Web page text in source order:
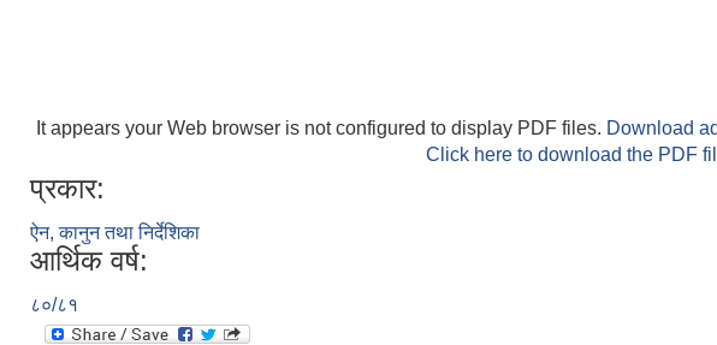
It appears your Web browser is not configured to display PDF files. Download
Click here to download the PDF
प्रकार:
ऐन, कानुन तथा निर्देशिका
आर्थिक वर्ष:
८०/८१